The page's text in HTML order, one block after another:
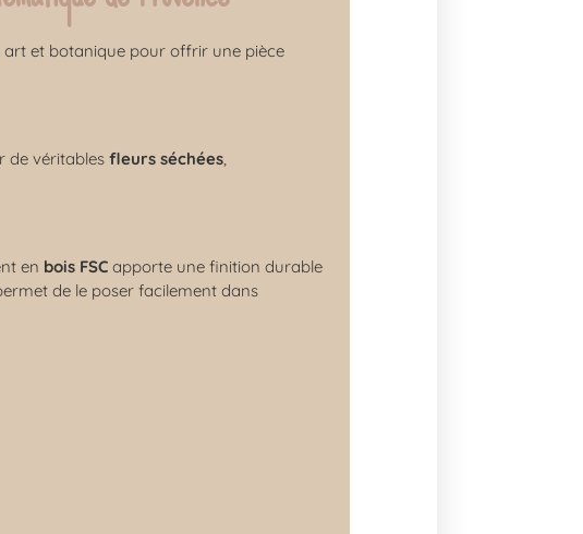
art et botanique pour offrir une pièce
de véritablesfleurs séchées
en bois FSC apporte une finition durable
de le poser facilement dans